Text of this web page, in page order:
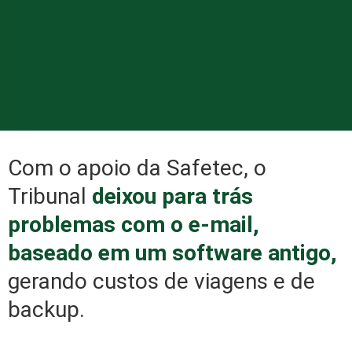
Com o apoio da Safetec, o
Tribunal deixou para trás
problemas com o e-mail,
baseado em um software antigo,
gerando custos de viagens e de
backup.